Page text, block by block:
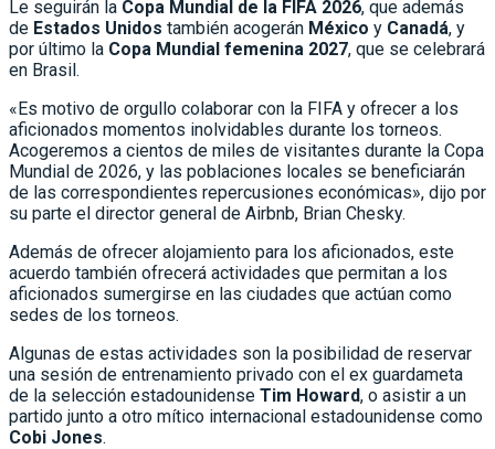
Le seguirán la Copa Mundial de la FIFA 2026, que además
de Estados Unidos también acogerán México y Canadá, y
por último la Copa Mundial femenina 2027, que se celebrará
en Brasil.
«Es motivo de orgullo colaborar con la FIFA y ofrecer a los
aficionados momentos inolvidables durante los torneos.
Acogeremos a cientos de miles de visitantes durante la Copa
Mundial de 2026, y las poblaciones locales se beneficiarán
de las correspondientes repercusiones económicas», dijo por
su parte el director general de Airbnb, Brian Chesky.
Además de ofrecer alojamiento para los aficionados, este
acuerdo también ofrecerá actividades que permitan a los
aficionados sumergirse en las ciudades que actúan como
sedes de los torneos.
Algunas de estas actividades son la posibilidad de reservar
una sesión de entrenamiento privado con el ex guardameta
de la selección estadounidense Tim Howard, o asistir a un
partido junto a otro mítico internacional estadounidense como
Cobi Jones.